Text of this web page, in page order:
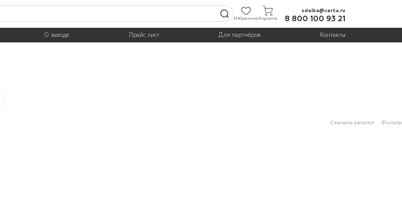
ИзбранноеКорзина
sdelka@certa.ru
8 800 100 93 21
О заводе Прайс лист Для партнёров Контакты
Скачать каталог Фильтр